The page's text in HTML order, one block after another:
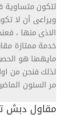
لتكون متساوية
ويراعى أن لا
الاذى منها ،
خدمة ممتازة
مايهمنا هو
لذلك فنحن من
مر السنون
مقاول دبش